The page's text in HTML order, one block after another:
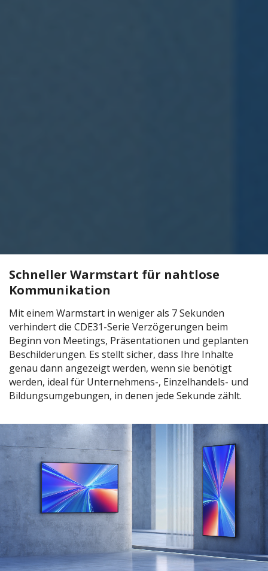
Schneller Warmstart für nahtlose
Kommunikation
Mit einem Warmstart in weniger als 7 Sekunden
verhindert die CDE31-Serie Verzögerungen beim
Beginn von Meetings, Präsentationen und geplanten
Beschilderungen. Es stellt sicher, dass Ihre Inhalte
genau dann angezeigt werden, wenn sie benötigt
werden, ideal für Unternehmens-, Einzelhandels- und
Bildungsumgebungen, in denen jede Sekunde zählt.